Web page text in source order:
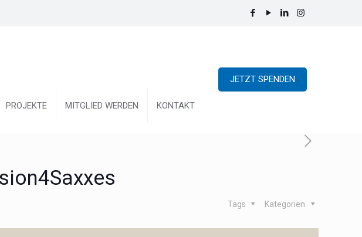
PROJEKTE MITGLIED WERDEN KONTAKT
JETZT SPENDEN
Kategorien
Tags